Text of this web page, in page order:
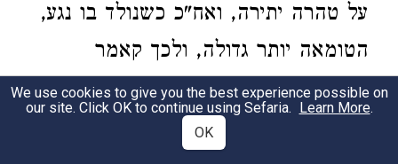
על טהרה יתירה, ואח"כ כשנולד בו נגע,
הטומאה יותר גדולה, ולכך קאמר
בראשו נגעו וכפל כמה פעמים הטומאה
במקרא זה, וכבר אמרתי בילדותי רמז
We use cookies to give you the best experience possible on
our site. Click OK to continue using Sefaria. Learn More.
OK